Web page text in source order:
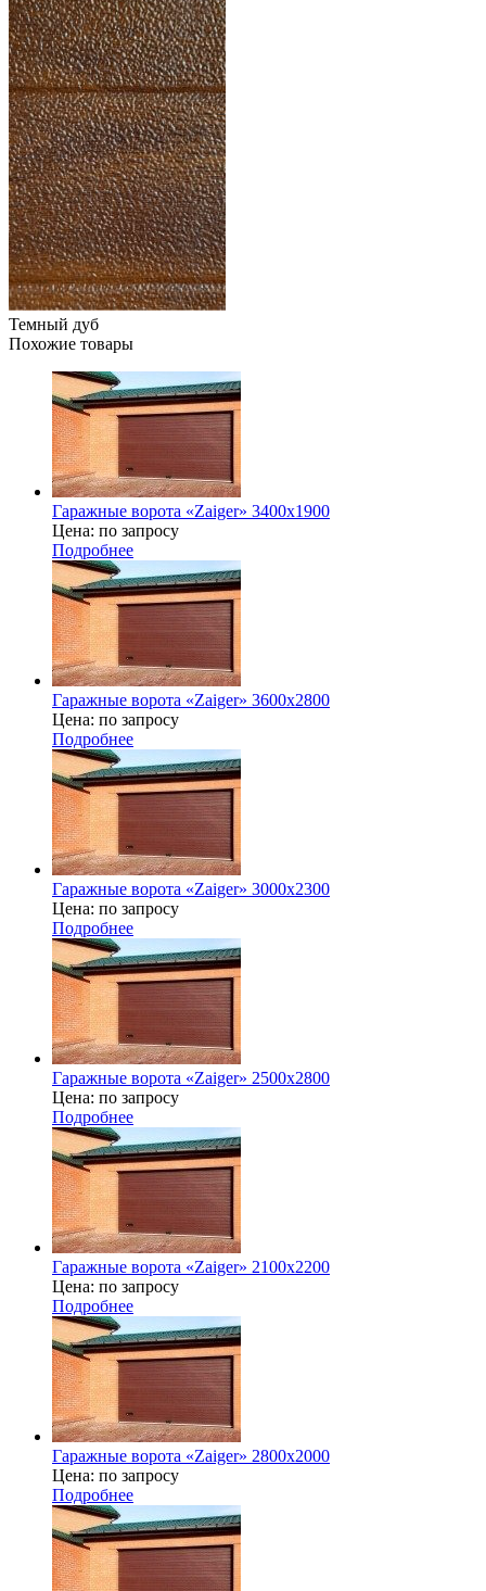
Темный дуб
Похожие товары
Гаражные ворота «Zaiger» 3400х1900
Цена: по запросу
Подробнее
Гаражные ворота «Zaiger» 3600x2800
Цена: по запросу
Подробнее
Гаражные ворота «Zaiger» 3000х2300
Цена: по запросу
Подробнее
Гаражные ворота «Zaiger» 2500x2800
Цена: по запросу
Подробнее
Гаражные ворота «Zaiger» 2100х2200
Цена: по запросу
Подробнее
Гаражные ворота «Zaiger» 2800х2000
Цена: по запросу
Подробнее